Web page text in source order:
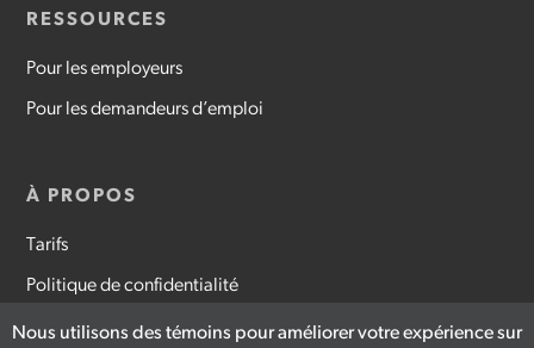
RESSOURCES
Pour les employeurs
Pour les demandeurs d’emploi
À PROPOS
Tarifs
Politique de confidentialité
Conditions d’utilisation
Nous utilisons des témoins pour améliorer votre expérience sur